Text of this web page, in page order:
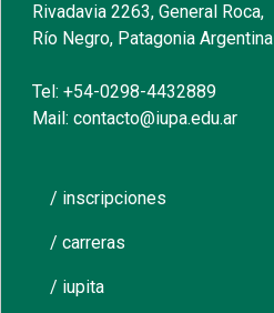
Rivadavia 2263, General Roca,
Río Negro, Patagonia Argentina
Tel: +54-0298-4432889
Mail: contacto@iupa.edu.ar
/ inscripciones
/ carreras
/ iupita